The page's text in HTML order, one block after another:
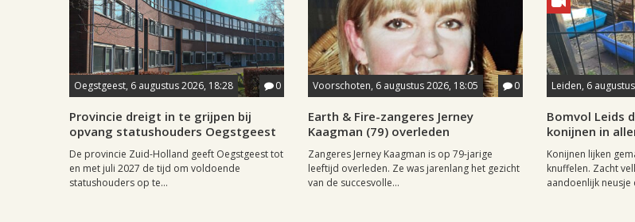
Oegstgeest, 6 augustus 2026, 18:28 0
Provincie dreigt in te grijpen bij
opvang statushouders Oegstgeest
De provincie Zuid-Holland geeft Oegstgeest tot
en met juli 2027 de tijd om voldoende
statushouders op te...
Voorschoten, 6 augustus 2026, 18:05 0
Earth & Fire-zangeres Jerney
Kaagman (79) overleden
Zangeres Jerney Kaagman is op 79-jarige
leeftijd overleden. Ze was jarenlang het gezicht
van de succesvolle...
Leiden, 6
Bomvol Leids
konijnen in
Konijnen lijken
knuffelen. Zacht
aandoenlijk neusje